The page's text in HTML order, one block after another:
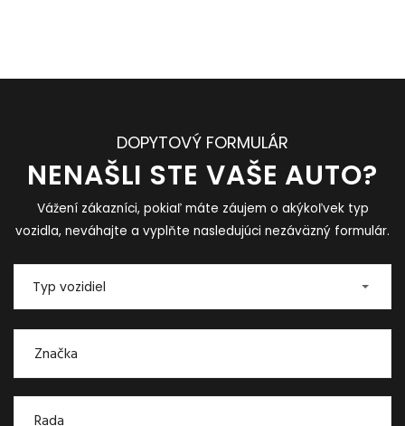
DOPYTOVÝ FORMULÁR
NENAŠLI STE VAŠE AUTO?
Vážení zákazníci, pokiaľ máte záujem o akýkoľvek typ
vozidla, neváhajte a vyplňte nasledujúci nezáväzný formulár.
Typ vozidiel